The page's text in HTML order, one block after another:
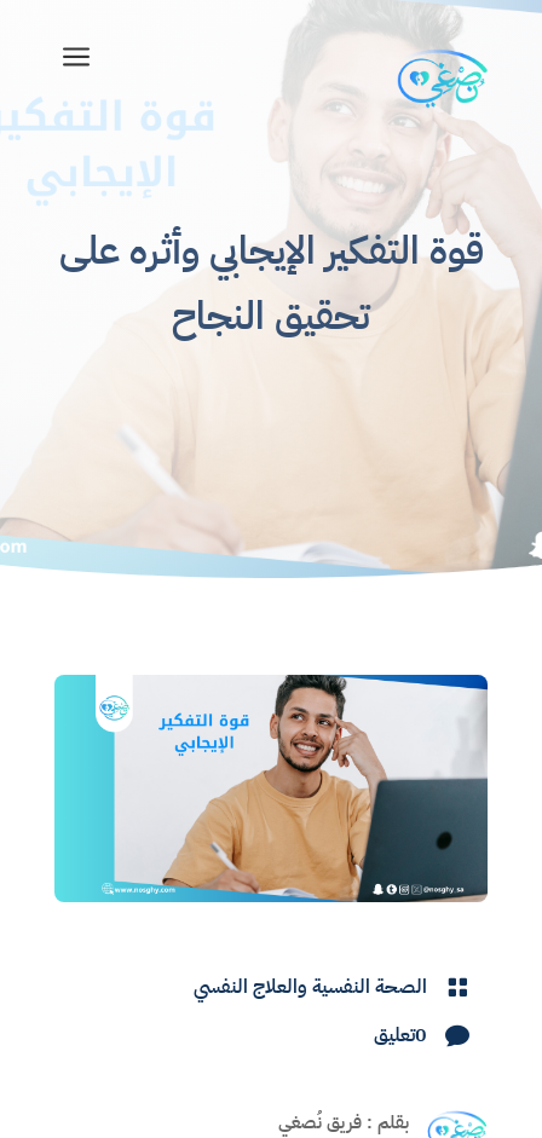
a
قوة التفكير الإيجابي وأثره على
تحقيق النجاح
 الصحة النفسية والعلاج النفسي
 0تعليق
بقلم : فريق نُصغي